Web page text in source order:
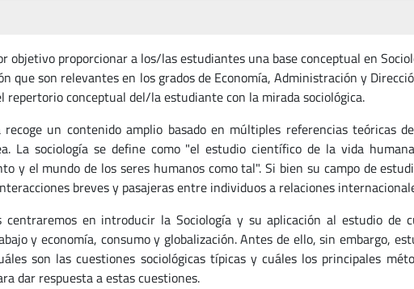
objetivo proporcionar a los/las estudiantes una base conceptual en
que son relevantes en los grados de Economía, Administración y
repertorio conceptual del/la estudiante con la mirada sociológica.
un contenido amplio basado en múltiples referencias teóricas
La sociología se define como "el estudio científico de la vida
y el mundo de los seres humanos como tal". Si bien su campo de
breves y pasajeras entre individuos a relaciones
centraremos en introducir la Sociología y su aplicación al estudio de
y economía, consumo y globalización. Antes de ello, sin embargo,
son las cuestiones sociológicas típicas y cuáles los principales
dar respuesta a estas cuestiones.